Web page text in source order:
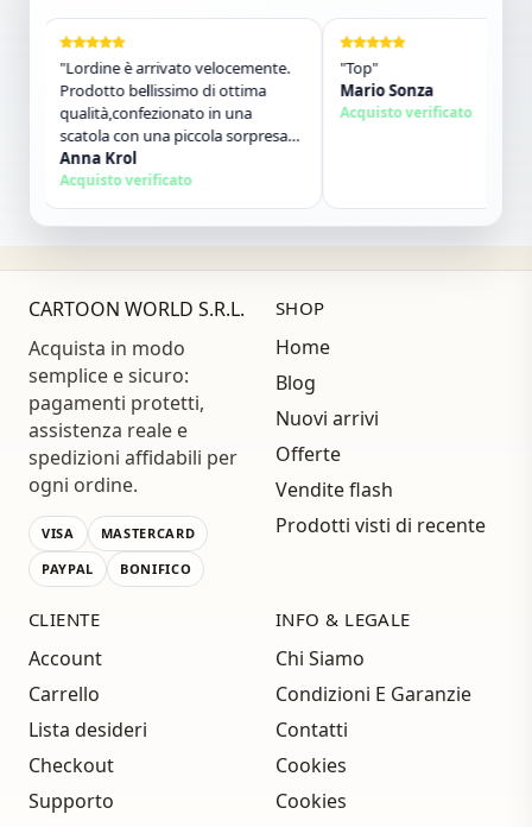
"Lordine è arrivato velocemente.
Prodotto bellissimo di ottima
qualità,confezionato in una
scatola con una piccola sorpresa
allinterno. Tutto perfetto. Lo
consiglio vivamente. Grazie ,alla
prossima!"
Anna Krol
Acquisto verificato
"Top"
Mario Sonza
Acquisto verificato
CARTOON WORLD S.R.L.
Acquista in modo
semplice e sicuro:
pagamenti protetti,
assistenza reale e
spedizioni affidabili per
ogni ordine.
VISA
MASTERCARD
PAYPAL
BONIFICO
SHOP
Home
Blog
Nuovi arrivi
Offerte
Vendite flash
Prodotti visti di recente
CLIENTE
Account
Carrello
Lista desideri
Checkout
Supporto
INFO & LEGALE
Chi Siamo
Condizioni E Garanzie
Contatti
Cookies
Cookies